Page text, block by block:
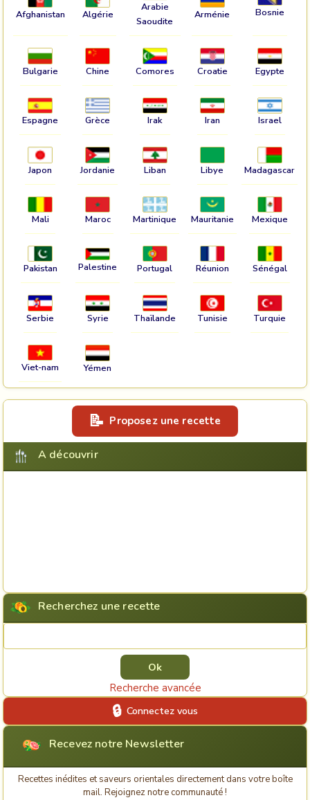
Afghanistan Algérie
Arabie
Saoudite
Arménie Bosnie
Bulgarie Chine Comores Croatie Egypte
Espagne Grèce Irak Iran Israel
Japon Jordanie Liban Libye Madagascar
Mali Maroc Martinique Mauritanie Mexique
Pakistan Palestine Portugal Réunion Sénégal
Serbie Syrie Thaïlande Tunisie Turquie
Viet-nam Yémen
Proposez une recette
A découvrir
Recherchez une recette
Recherche avancée
Connectez vous
Recevez notre Newsletter
Recettes inédites et saveurs orientales directement dans votre boîte
mail. Rejoignez notre communauté !